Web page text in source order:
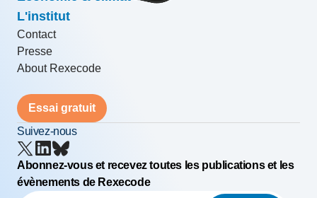
L'institut
Contact
Presse
About Rexecode
Essai gratuit
Suivez-nous
Abonnez-vous et recevez toutes les publications et les
évènements de Rexecode